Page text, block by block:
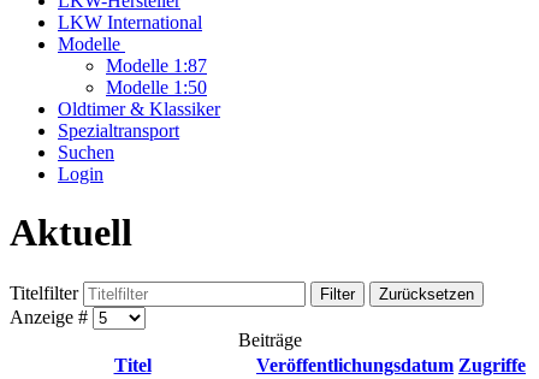
LKW International
Modelle
Modelle 1:87
Modelle 1:50
Oldtimer & Klassiker
Spezialtransport
Suchen
Login
Aktuell
Titelfilter Filter Zurücksetzen
Anzeige #
Beiträge
Titel
Veröffentlichungsdatum Zugriffe